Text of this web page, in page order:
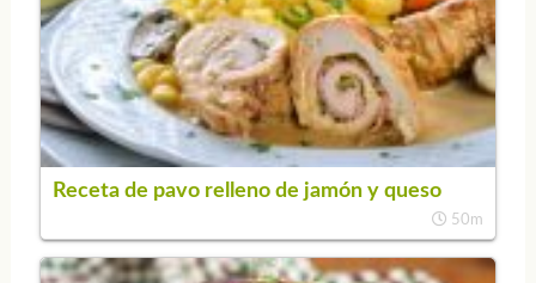
Receta de pavo relleno de jamón y queso
50m